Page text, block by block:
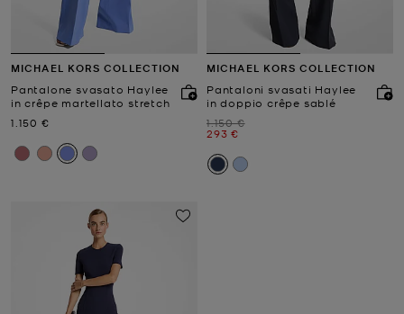
MICHAEL KORS COLLECTION
Pantalone svasato Haylee
in crêpe martellato stretch
Prezzo attuale
1.150 €
MICHAEL KORS COLLECTION
Pantaloni svasati Haylee
in doppio crêpe sablé
Prezzo iniziale
1.150 €
Prezzo attuale
293 €